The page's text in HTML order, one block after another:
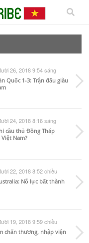
26, 2018 9:54 sáng
Quốc 1-3: Trận đấu giàu
24, 2018 8:16 sáng
cầu thủ Đồng Tháp
Nam?
22, 2018 8:52 chiều
Nỗ lực bất thành
19, 2018 9:59 chiều
chấn thương, nhập viện